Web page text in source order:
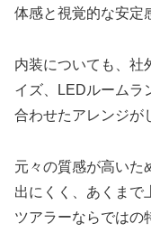
体感と視覚的な安定
内装についても、社
イズ、LEDルームラ
合わせたアレンジが
元々の質感が高いた
出にくく、あくまで
ツアラーならではの